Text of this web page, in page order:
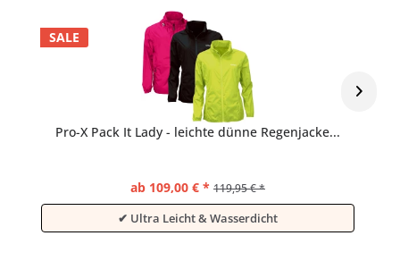
SALE
Pro-X Pack It Lady - leichte dünne Regenjacke...
ab 109,00 € * 119,95 € *
Ultra Leicht & Wasserdicht